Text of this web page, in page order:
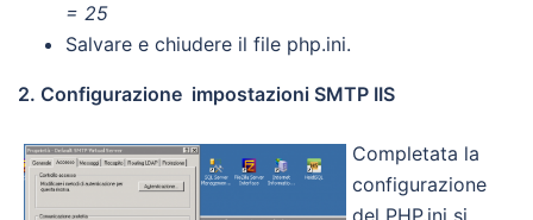
= 25
Salvare e chiudere il file php.ini.
2. Configurazione impostazioni SMTP IIS
Completata la
configurazione